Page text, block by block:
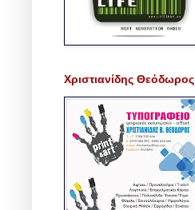
Χριστιανίδης Θεόδωρος